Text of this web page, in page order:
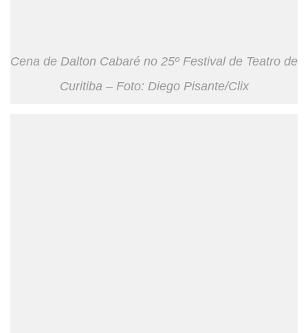
Cena de Dalton Cabaré no 25º Festival de Teatro de
Curitiba – Foto: Diego Pisante/Clix